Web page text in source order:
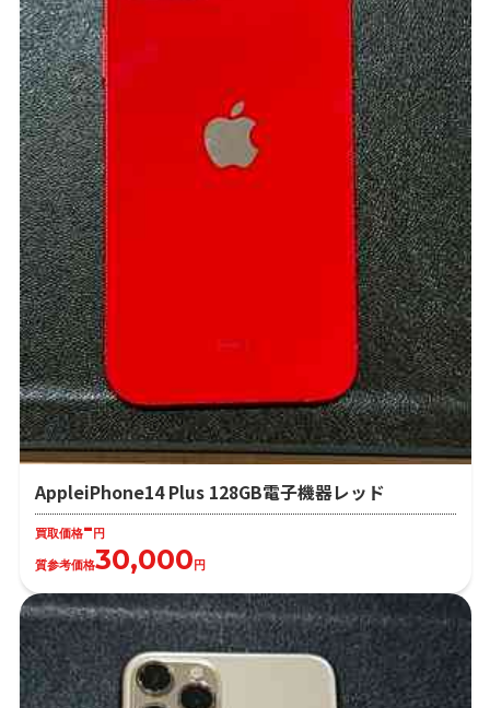
AppleiPhone14 Plus 128GB電子機器レッド
買取価格-円
質参考価格30,000円